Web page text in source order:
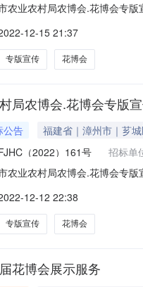
农业农村局农博会.花博会专
电话0596-2659910采购单位
12-15 21:37
专版宣传 花博会
局农博会.花博会专版
公告 福建省｜漳州市｜芗
（2022）161号 招标单
农业农村局农博会.花博会专
：小林、小方项目联系电话：
机构联系
12-12 22:38
专版宣传 花博会
花博会展示服务